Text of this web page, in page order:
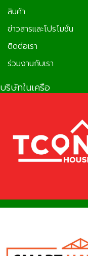
สินค้า
ข่าวสารและโปรโมชั่น
ติดต่อเรา
ร่วมงานกับเรา
บริษัทในเครือ